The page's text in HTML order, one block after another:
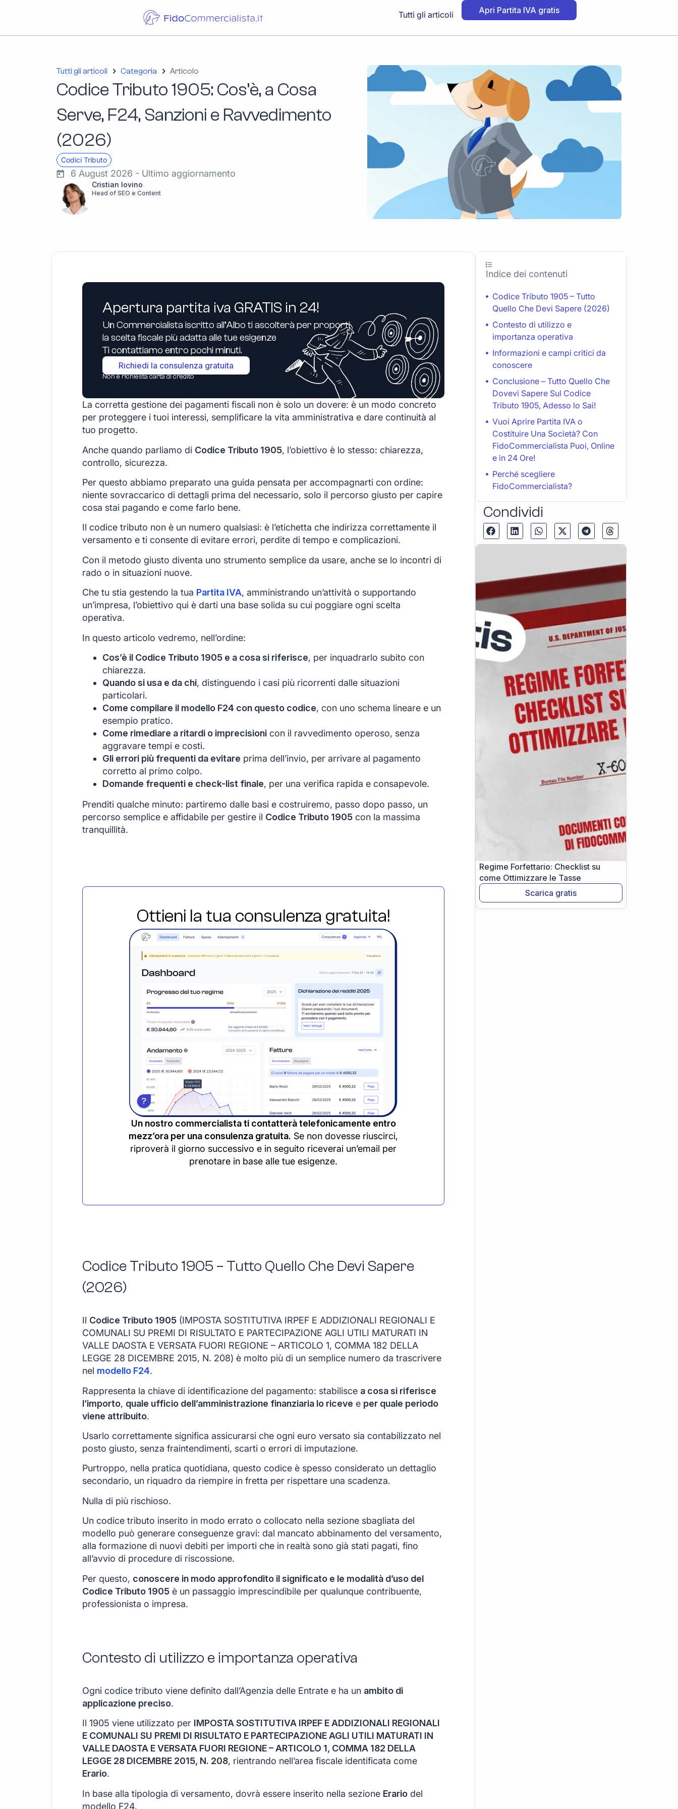
Tutti gli articoli Apri Partita IVA gratis
Tutti gli articoli Categoria Articolo
Codice Tributo 1905: Cos’è, a Cosa
Serve, F24, Sanzioni e Ravvedimento
(2026)
Codici Tributo
6 August 2026 - Ultimo aggiornamento
Cristian Iovino
Head of SEO e Content
Apertura partita iva GRATIS in 24!
Un Commercialista iscritto all’Albo ti ascolterà per proporti
la scelta fiscale più adatta alle tue esigenze
Ti contattiamo entro pochi minuti.
Richiedi la consulenza gratuita
Non è richiesta carta di credito
La corretta gestione dei pagamenti fiscali non è solo un dovere: è un modo concreto
per proteggere i tuoi interessi, semplificare la vita amministrativa e dare continuità al
tuo progetto.
Anche quando parliamo di Codice Tributo 1905, l’obiettivo è lo stesso: chiarezza,
controllo, sicurezza.
Per questo abbiamo preparato una guida pensata per accompagnarti con ordine:
niente sovraccarico di dettagli prima del necessario, solo il percorso giusto per capire
cosa stai pagando e come farlo bene.
Il codice tributo non è un numero qualsiasi: è l’etichetta che indirizza correttamente il
versamento e ti consente di evitare errori, perdite di tempo e complicazioni.
Con il metodo giusto diventa uno strumento semplice da usare, anche se lo incontri di
rado o in situazioni nuove.
Che tu stia gestendo la tua Partita IVA, amministrando un’attività o supportando
un’impresa, l’obiettivo qui è darti una base solida su cui poggiare ogni scelta
operativa.
In questo articolo vedremo, nell’ordine:
Cos’è il Codice Tributo 1905 e a cosa si riferisce, per inquadrarlo subito con
chiarezza.
Quando si usa e da chi, distinguendo i casi più ricorrenti dalle situazioni
particolari.
Come compilare il modello F24 con questo codice, con uno schema lineare e un
esempio pratico.
Come rimediare a ritardi o imprecisioni con il ravvedimento operoso, senza
aggravare tempi e costi.
Gli errori più frequenti da evitare prima dell’invio, per arrivare al pagamento
corretto al primo colpo.
Domande frequenti e check-list finale, per una verifica rapida e consapevole.
Prenditi qualche minuto: partiremo dalle basi e costruiremo, passo dopo passo, un
percorso semplice e affidabile per gestire il Codice Tributo 1905 con la massima
tranquillità.
Ottieni la tua consulenza gratuita!
Un nostro commercialista ti contatterà telefonicamente entro
mezz’ora per una consulenza gratuita. Se non dovesse riuscirci,
riproverà il giorno successivo e in seguito riceverai un’email per
prenotare in base alle tue esigenze.
Codice Tributo 1905 – Tutto Quello Che Devi Sapere
(2026)
Il Codice Tributo 1905 (IMPOSTA SOSTITUTIVA IRPEF E ADDIZIONALI REGIONALI E
COMUNALI SU PREMI DI RISULTATO E PARTECIPAZIONE AGLI UTILI MATURATI IN
VALLE DAOSTA E VERSATA FUORI REGIONE – ARTICOLO 1, COMMA 182 DELLA
LEGGE 28 DICEMBRE 2015, N. 208) è molto più di un semplice numero da trascrivere
nel modello F24.
Rappresenta la chiave di identificazione del pagamento: stabilisce a cosa si riferisce
l’importo, quale ufficio dell’amministrazione finanziaria lo riceve e per quale periodo
viene attribuito.
Usarlo correttamente significa assicurarsi che ogni euro versato sia contabilizzato nel
posto giusto, senza fraintendimenti, scarti o errori di imputazione.
Purtroppo, nella pratica quotidiana, questo codice è spesso considerato un dettaglio
secondario, un riquadro da riempire in fretta per rispettare una scadenza.
Nulla di più rischioso.
Un codice tributo inserito in modo errato o collocato nella sezione sbagliata del
modello può generare conseguenze gravi: dal mancato abbinamento del versamento,
alla formazione di nuovi debiti per importi che in realtà sono già stati pagati, fino
all’avvio di procedure di riscossione.
Per questo, conoscere in modo approfondito il significato e le modalità d’uso del
Codice Tributo 1905 è un passaggio imprescindibile per qualunque contribuente,
professionista o impresa.
Contesto di utilizzo e importanza operativa
Ogni codice tributo viene definito dall’Agenzia delle Entrate e ha un ambito di
applicazione preciso.
Il 1905 viene utilizzato per IMPOSTA SOSTITUTIVA IRPEF E ADDIZIONALI REGIONALI
E COMUNALI SU PREMI DI RISULTATO E PARTECIPAZIONE AGLI UTILI MATURATI IN
VALLE DAOSTA E VERSATA FUORI REGIONE – ARTICOLO 1, COMMA 182 DELLA
LEGGE 28 DICEMBRE 2015, N. 208, rientrando nell’area fiscale identificata come
Erario.
In base alla tipologia di versamento, dovrà essere inserito nella sezione Erario del
modello F24.
Indice dei contenuti
Codice Tributo 1905 – Tutto
Quello Che Devi Sapere (2026)
Contesto di utilizzo e
importanza operativa
Informazioni e campi critici da
conoscere
Conclusione – Tutto Quello Che
Dovevi Sapere Sul Codice
Tributo 1905, Adesso lo Sai!
Vuoi Aprire Partita IVA o
Costituire Una Società? Con
FidoCommercialista Puoi, Online
e in 24 Ore!
Perché scegliere
FidoCommercialista?
Condividi
Regime Forfettario: Checklist su
come Ottimizzare le Tasse
Scarica gratis